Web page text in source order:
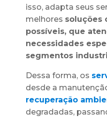
isso, adapta seus
melhores soluções
possíveis, que
necessidades
segmentos
Dessa forma, os
desde a
recuperação
degradadas,